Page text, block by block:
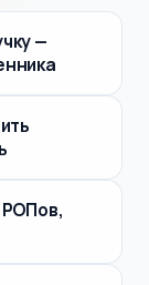
—
РОПов,